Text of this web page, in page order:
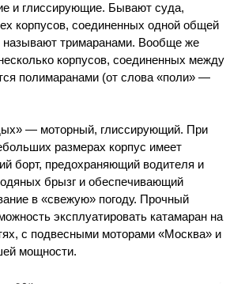
и глиссирующие. Бывают суда,
корпусов, соединенных одной общей
тримаранами. Вообще же
корпусов, соединенных между
полимаранами (от слова «поли» —
— моторный, глиссирующий. При
размерах корпус имеет
борт, предохраняющий водителя и
брызг и обеспечивающий
в «свежую» погоду. Прочный
эксплуатировать катамаран на
с подвесными моторами «Москва» и
мощности.